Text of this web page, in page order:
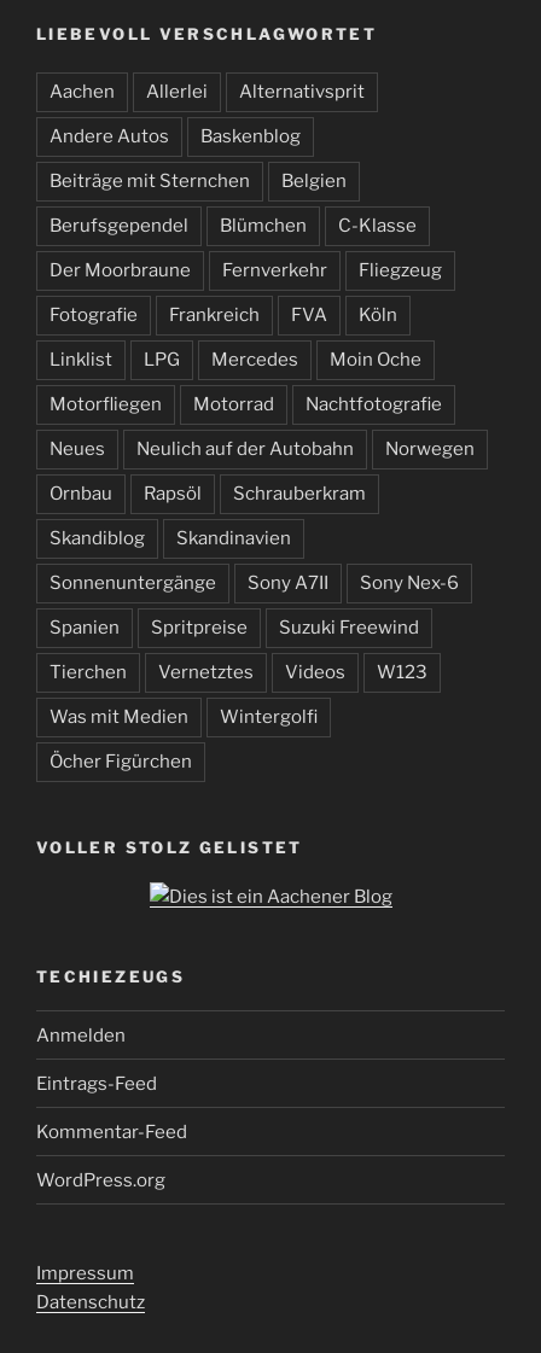
LIEBEVOLL VERSCHLAGWORTET
Aachen Allerlei Alternativsprit
Andere Autos Baskenblog
Beiträge mit Sternchen Belgien
Berufsgependel Blümchen C-Klasse
Der Moorbraune Fernverkehr Fliegzeug
Fotografie Frankreich FVA Köln
Linklist LPG Mercedes Moin Oche
Motorfliegen Motorrad Nachtfotografie
Neues Neulich auf der Autobahn Norwegen
Ornbau Rapsöl Schrauberkram
Skandiblog Skandinavien
Sonnenuntergänge Sony A7II Sony Nex-6
Spanien Spritpreise Suzuki Freewind
Tierchen Vernetztes Videos W123
Was mit Medien Wintergolfi
Öcher Figürchen
VOLLER STOLZ GELISTET
TECHIEZEUGS
Anmelden
Eintrags-Feed
Kommentar-Feed
WordPress.org
Impressum
Datenschutz